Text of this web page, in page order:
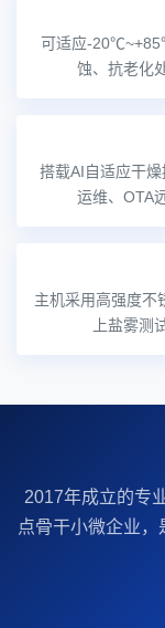
可适应-
蚀、抗老化
搭载AI自适应干
运维、OTA
主机采用高强度不
上盐雾测
2017年成立的‌专
点骨干小微企业